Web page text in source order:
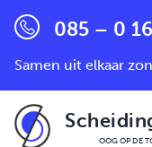
085 – 0
Samen uit elkaar
OOG OP DE